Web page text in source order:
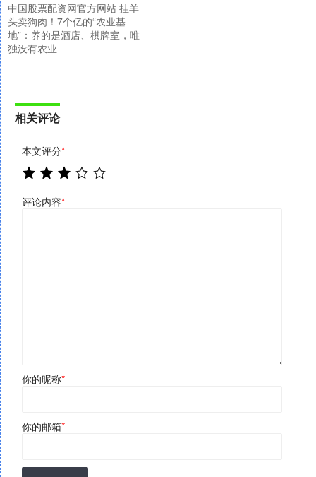
中国股票配资网官方网站 挂羊
头卖狗肉！7个亿的“农业基
地”：养的是酒店、棋牌室，唯
独没有农业
相关评论
本文评分*
评论内容*
你的昵称*
你的邮箱*